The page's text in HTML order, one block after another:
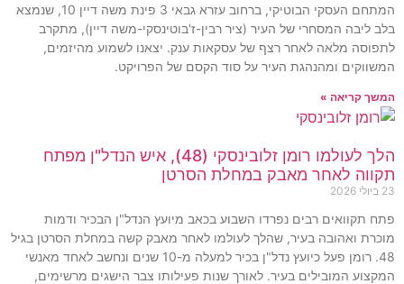
המתחם העסקי הבוטיקי, ברחוב עזרא גבאי 3 פינת משה דיין 10, שנמצא
בלב ליבה המסחרי של העיר (ציר רבין-ז'בוטינסקי-משה דיין), מתקרב
לתפוסה מלאה לאחר רצף של עסקאות ענק. יצאנו לשמוע מהיזמים,
המשווקים ומהנהגת העיר על סוד הקסם של הפרויקט.
המשך קריאה »
הלך לעולמו רומן זלובינסקי (48), איש הנדל"ן מפתח
תקווה לאחר מאבק במחלת הסרטן
23 ביולי 2026
פתח תקוואים רבים נפרדו השבוע בכאב מיועץ הנדל"ן הבכיר ודמות
מוכרת ואהובה בעיר, שהלך לעולמו לאחר מאבק קשה במחלת הסרטן בגיל
48. רומן פעל כיועץ נדל"ן בכיר למעלה מ-10 שנים ונחשב לאחד מאנשי
המקצוע המובילים בעיר. לאורך שנות פעילותו צבר הישגים מרשימים,